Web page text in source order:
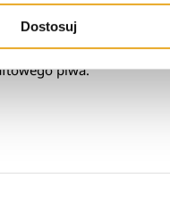
Dostosujjako grafik
w finansach
piwa.